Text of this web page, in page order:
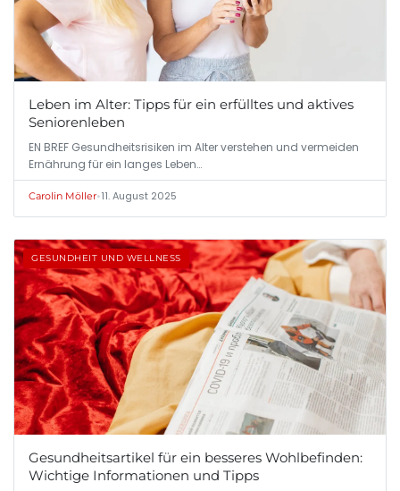
Leben im Alter: Tipps für ein erfülltes und aktives
Seniorenleben
EN BREF Gesundheitsrisiken im Alter verstehen und vermeiden
Ernährung für ein langes Leben…
Carolin Möller•11. August 2025
GESUNDHEIT UND WELLNESS
Gesundheitsartikel für ein besseres Wohlbefinden:
Wichtige Informationen und Tipps